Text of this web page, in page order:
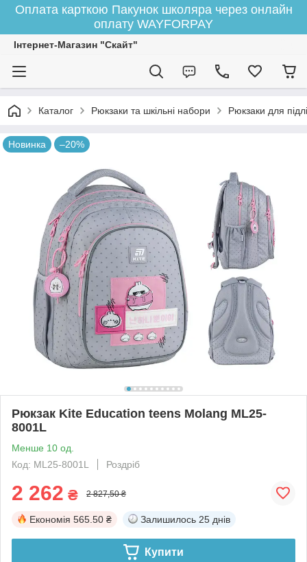
Оплата карткою Пакунок школяра через онлайн
оплату WAYFORPAY
Інтернет-Магазин "Скайт"
Каталог Рюкзаки та шкільні набори Рюкзаки для
Новинка –20%
Рюкзак Kite Education teens Molang ML25-
8001L
Менше 10 од.
Код: ML25-8001L
Роздріб
2 262 ₴ 2 827,50 ₴
Економія 565.50 ₴ Залишилось 25 днів
Купити